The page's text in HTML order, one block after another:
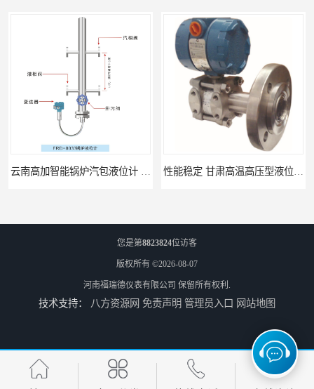
云南高加智能锅炉汽包液位计 窑头窑尾液位计 性能稳定 甘肃高温高压型液位变送器 川仪液位计
温度记录仪 曲线无纸记录仪 FMR60 油田成品油液位检测 操作简单
您是第8823824位访客
版权所有 ©2026-08-07
河南福瑞德仪表有限公司 保留所有权利.
技术支持： 八方资源网 免责声明 管理员入口 网站地图